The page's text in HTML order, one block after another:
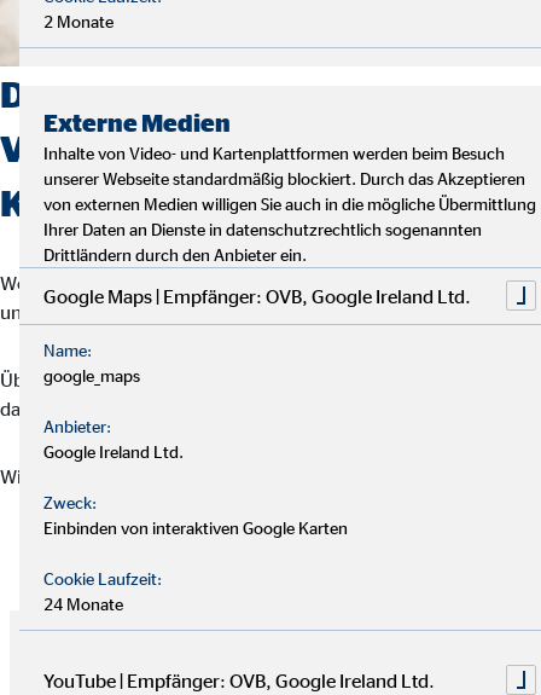
Du willst eine berufliche
Veränderung? Starte deine
Karriere bei uns!
Wenn du diese Fragen mit „Ja“ beantwortest, bewirb dich jetzt
und starte mit uns durch!
Über den Link findest du alle Infos zur Karriere bei der OVB sowie
das Bewerbungsformular – einfach ausfüllen und loslegen.
Wir freuen uns auf deine Bewerbung!
2 Monate
Externe Medien
Inhalte von Video- und Kartenplattformen werden beim Besuch
unserer Webseite standardmäßig blockiert. Durch das Akzeptieren
von externen Medien willigen Sie auch in die mögliche Übermittlung
Ihrer Daten an Dienste in datenschutzrechtlich sogenannten
Drittländern durch den Anbieter ein.
Google Maps | Empfänger: OVB, Google Ireland Ltd.
Name:
google_maps
Anbieter:
Google Ireland Ltd.
Zweck:
Einbinden von interaktiven Google Karten
Cookie Laufzeit:
24 Monate
YouTube | Empfänger: OVB, Google Ireland Ltd.